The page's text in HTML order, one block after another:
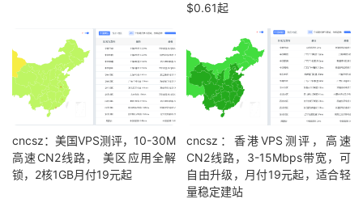
$0.61起
cncsz：美国VPS测评，10-30M
高速CN2线路， 美区应用全解
锁，2核1GB月付19元起
cncsz：香港VPS测评，高速
CN2线路，3-15Mbps带宽，可
自由升级，月付19元起，适合轻
量稳定建站